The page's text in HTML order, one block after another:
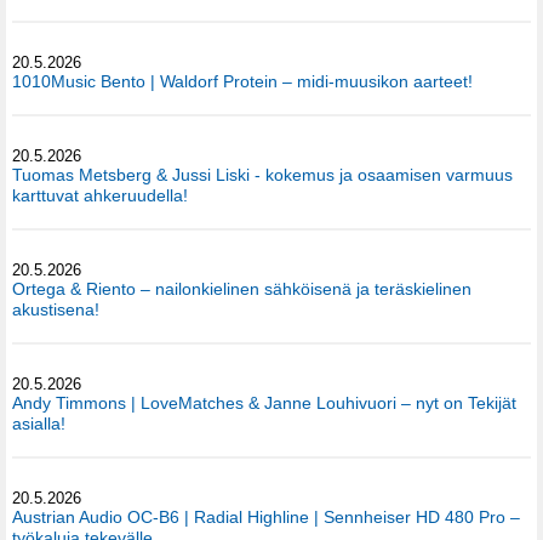
20.5.2026
1010Music Bento | Waldorf Protein – midi-muusikon aarteet!
20.5.2026
Tuomas Metsberg & Jussi Liski - kokemus ja osaamisen varmuus
karttuvat ahkeruudella!
20.5.2026
Ortega & Riento – nailonkielinen sähköisenä ja teräskielinen
akustisena!
20.5.2026
Andy Timmons | LoveMatches & Janne Louhivuori – nyt on Tekijät
asialla!
20.5.2026
Austrian Audio OC-B6 | Radial Highline | Sennheiser HD 480 Pro –